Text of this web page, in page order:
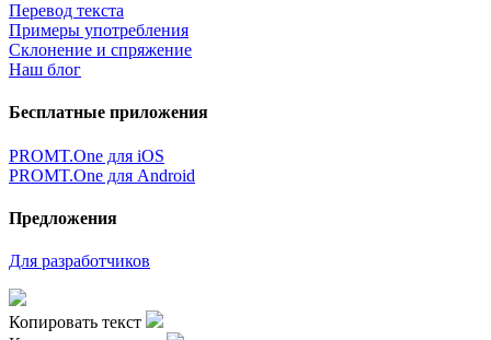
Перевод текста
Примеры употребления
Склонение и спряжение
Наш блог
Бесплатные приложения
PROMT.One для iOS
PROMT.One для Android
Предложения
Для разработчиков
Копировать текст